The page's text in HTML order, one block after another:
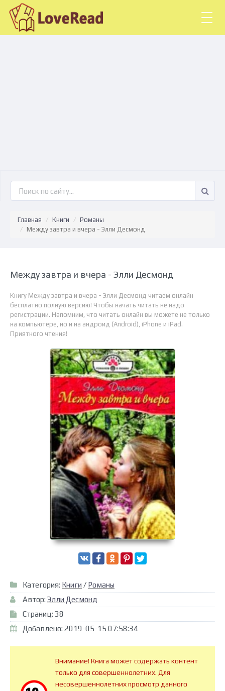
Главная Книги
Романы
Между завтра и вчера - Элли Десмонд
Между завтра и вчера - Элли Десмонд
Книгу Между завтра и вчера - Элли Десмонд читаем онлайн
бесплатно полную версию! Чтобы начать читать не надо
регистрации. Напомним, что читать онлайн вы можете не только
на компьютере, но и на андроид (Android), iPhone и iPad.
Приятного чтения!
Категория: Книги / Романы
Автор: Элли Десмонд
Страниц: 38
Добавлено: 2019-05-15 07:58:34
Внимание! Книга может содержать контент
только для совершеннолетних. Для
несовершеннолетних просмотр данного